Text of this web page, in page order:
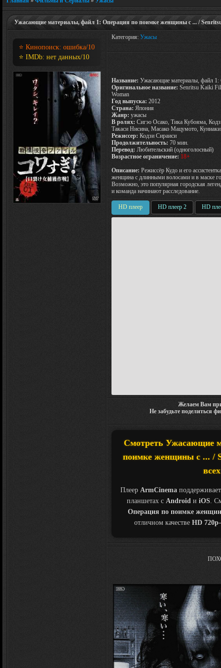
Ужасающие материалы, файл 1: Операция по поимке женщины с ... /
⭐ Кинопоиск: ошибка/10
⭐ IMDb: нет данных/10
Категория: Ужасы
Название: Ужасающие материалы, файл
Оригинальное название: Senritsu Kaiki
Woman
Год выпуска: 2012
Страна: Япония
Жанр: ужасы
В ролях: Сигэо Осако, Тика Кубояма,
Такаси Нисина, Масако Мацумото,
Режиссер: Кодзи Сираиси
Продолжительность: 70 мин.
Перевод: Любительский (одноголосный)
Возрастное ограничение: 18+
Описание: Режиссёр Кудо и его
женщина с длинными волосами и в маске
Возможно, это популярная городская
и команда начинают расследование.
HD плеер HD плеер 2 HD
Желаем Вам
Не забудьте поделиться
Смотреть Ужасающие
поимке женщины с ... /
Плеер ArmCinema
планшетах с Android и iOS.
Операция по поимке
отличном качестве HD